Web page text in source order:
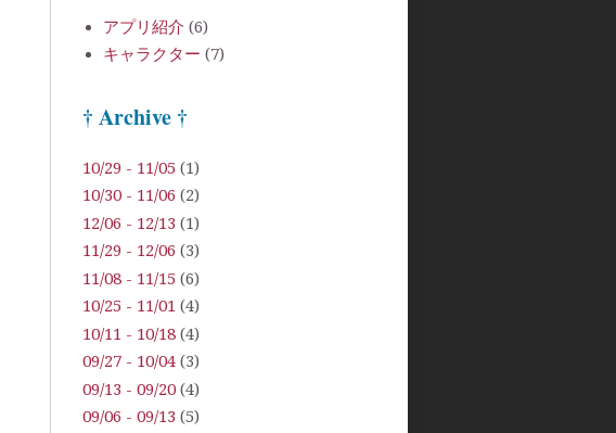
アプリ紹介 (6)
キャラクター (7)
† Archive †
10/29 - 11/05 (1)
10/30 - 11/06 (2)
12/06 - 12/13 (1)
11/29 - 12/06 (3)
11/08 - 11/15 (6)
10/25 - 11/01 (4)
10/11 - 10/18 (4)
09/27 - 10/04 (3)
09/13 - 09/20 (4)
09/06 - 09/13 (5)